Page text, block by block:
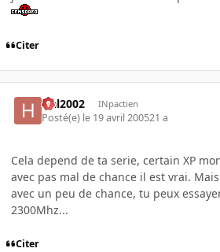
Citer
Hal2002 INpactien
Posté(e) le 19 avril 200521 a
Cela depend de ta serie, certain XP
avec pas mal de chance il est vrai.
avec un peu de chance, tu peux
2300Mhz...
Citer